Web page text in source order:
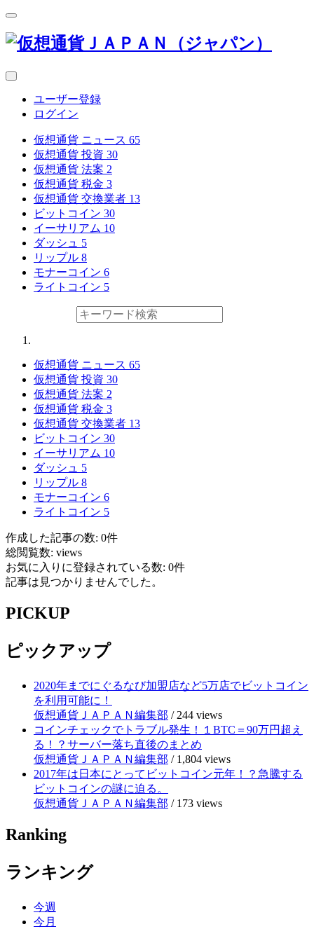
ユーザー登録
ログイン
仮想通貨 ニュース 65
仮想通貨 投資 30
仮想通貨 法案 2
仮想通貨 税金 3
仮想通貨 交換業者 13
ビットコイン 30
イーサリアム 10
ダッシュ 5
リップル 8
モナーコイン 6
ライトコイン 5
仮想通貨 ニュース 65
仮想通貨 投資 30
仮想通貨 法案 2
仮想通貨 税金 3
仮想通貨 交換業者 13
ビットコイン 30
イーサリアム 10
ダッシュ 5
リップル 8
モナーコイン 6
ライトコイン 5
作成した記事の数: 0件
総閲覧数: views
お気に入りに登録されている数: 0件
記事は見つかりませんでした。
PICKUP
ピックアップ
2020年までにぐるなび加盟店など5万店でビットコイン
を利用可能に！
仮想通貨ＪＡＰＡＮ編集部 / 244 views
コインチェックでトラブル発生！１BTC＝90万円超え
る！？サーバー落ち直後のまとめ
仮想通貨ＪＡＰＡＮ編集部 / 1,804 views
2017年は日本にとってビットコイン元年！？急騰する
ビットコインの謎に迫る。
仮想通貨ＪＡＰＡＮ編集部 / 173 views
Ranking
ランキング
今週
今月